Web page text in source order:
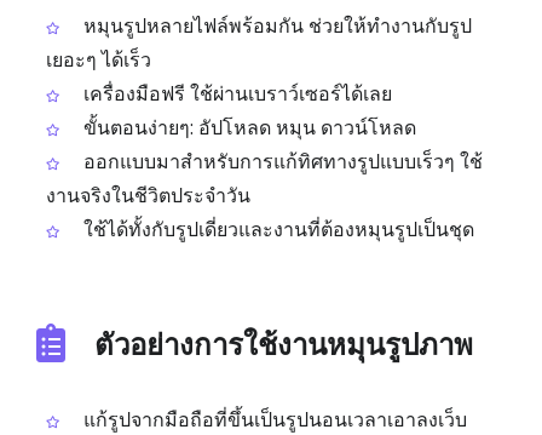
หมุนรูปหลายไฟล์พร้อมกัน ช่วยให้ทำงานกับรูป
เยอะๆ ได้เร็ว
เครื่องมือฟรี ใช้ผ่านเบราว์เซอร์ได้เลย
ขั้นตอนง่ายๆ: อัปโหลด หมุน ดาวน์โหลด
ออกแบบมาสำหรับการแก้ทิศทางรูปแบบเร็วๆ ใช้
งานจริงในชีวิตประจำวัน
ใช้ได้ทั้งกับรูปเดี่ยวและงานที่ต้องหมุนรูปเป็นชุด
ตัวอย่างการใช้งานหมุนรูปภาพ
แก้รูปจากมือถือที่ขึ้นเป็นรูปนอนเวลาเอาลงเว็บ